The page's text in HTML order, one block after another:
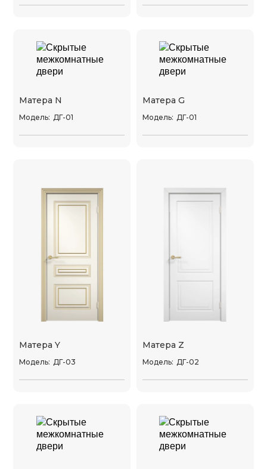
Матера N
Модель: ДГ-01
Матера G
Модель: ДГ-01
Матера Y
Модель: ДГ-03
Матера Z
Модель: ДГ-02